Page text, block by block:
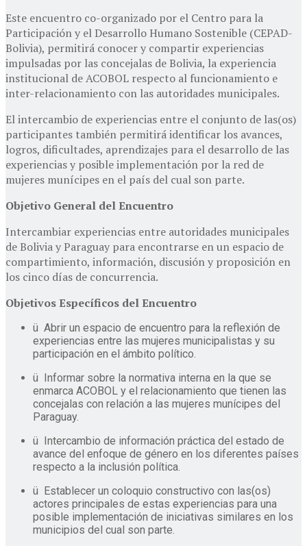
Este encuentro co-organizado por el Centro para la
Participación y el Desarrollo Humano Sostenible (CEPAD-
Bolivia), permitirá conocer y compartir experiencias
impulsadas por las concejalas de Bolivia, la experiencia
institucional de ACOBOL respecto al funcionamiento e
inter-relacionamiento con las autoridades municipales.
El intercambio de experiencias entre el conjunto de las(os)
participantes también permitirá identificar los avances,
logros, dificultades, aprendizajes para el desarrollo de las
experiencias y posible implementación por la red de
mujeres munícipes en el país del cual son parte.
Objetivo General del Encuentro
Intercambiar experiencias entre autoridades municipales
de Bolivia y Paraguay para encontrarse en un espacio de
compartimiento, información, discusión y proposición en
los cinco días de concurrencia.
Objetivos Específicos del Encuentro
ü Abrir un espacio de encuentro para la reflexión de
experiencias entre las mujeres municipalistas y su
participación en el ámbito político.
ü Informar sobre la normativa interna en la que se
enmarca ACOBOL y el relacionamiento que tienen las
concejalas con relación a las mujeres munícipes del
Paraguay.
ü Intercambio de información práctica del estado de
avance del enfoque de género en los diferentes países
respecto a la inclusión política.
ü Establecer un coloquio constructivo con las(os)
actores principales de estas experiencias para una
posible implementación de iniciativas similares en los
municipios del cual son parte.